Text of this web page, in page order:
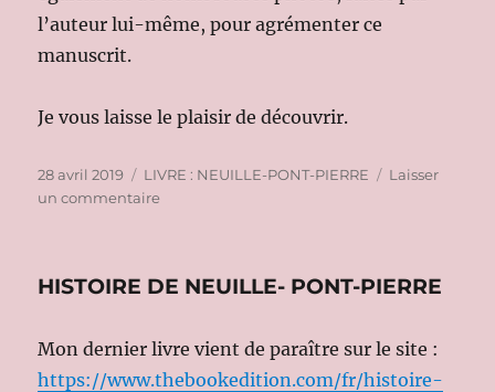
l’auteur lui-même, pour agrémenter ce
manuscrit.
Je vous laisse le plaisir de découvrir.
Publié
le
28 avril 2019 Catégories
LIVRE : NEUILLE-PONT-PIERRE
Laisser
un commentairesur
HISTOIRE DE NEUILLE- PONT-PIERRE
Mon dernier livre vient de paraître sur le site :
https://www.thebookedition.com/fr/histoire-